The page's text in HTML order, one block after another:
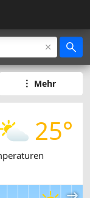
Mehr
25°